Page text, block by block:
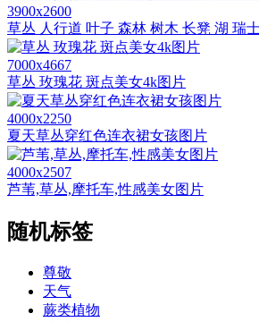
3900x2600
草丛 人行道 叶子 森林 树木 长凳 湖 瑞
7000x4667
草丛 玫瑰花 斑点美女4k图片
4000x2250
夏天草丛穿红色连衣裙女孩图片
4000x2507
芦苇,草丛,摩托车,性感美女图片
随机标签
尊敬
天气
蕨类植物